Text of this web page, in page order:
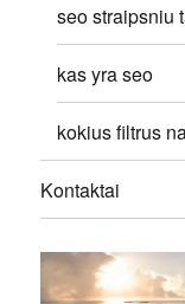
seo straipsniu
kas yra seo
kokius filtrus
Kontaktai